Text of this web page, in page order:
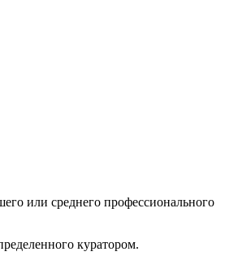
или среднего профессионального
куратором.